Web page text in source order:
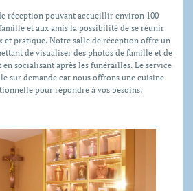
réception pouvant accueillir environ 100
et aux amis la possibilité de se réunir
et pratique. Notre salle de réception offre un
de visualiser des photos de famille et de
socialisant après les funérailles. Le service
sur demande car nous offrons une cuisine
pour répondre à vos besoins.